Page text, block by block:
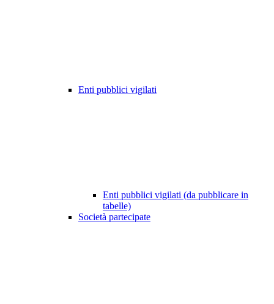
Enti pubblici vigilati
Enti pubblici vigilati (da pubblicare in
tabelle)
Società partecipate